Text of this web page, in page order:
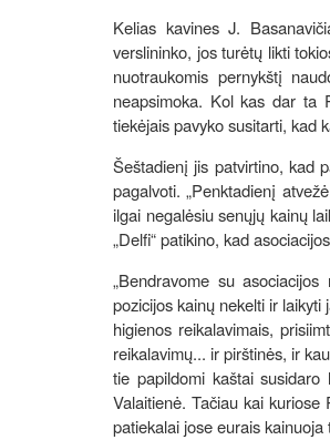
Kelias kavines J.
verslininko, jos turėtų likti
nuotraukomis pernykštį
neapsimoka. Kol kas dar ta
tiekėjais pavyko susitarti, kad
Šeštadienį jis patvirtino, kad
pagalvoti. „Penktadienį
ilgai negalėsiu senųjų kainų
„Delfi“ patikino, kad
„Bendravome su
pozicijos kainų nekelti ir
higienos reikalavimais,
reikalavimų... ir pirštinės, ir
tie papildomi kaštai
Valaitienė. Tačiau kai
patiekalai jose eurais